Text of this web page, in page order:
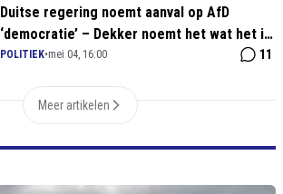
Duitse regering noemt aanval op AfD
‘democratie’ – Dekker noemt het wat het is:
waanzin
POLITIEK•mei 04, 16:00 11
Meer artikelen